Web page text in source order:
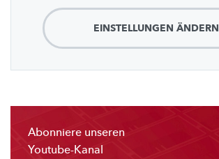
EINSTELLUNGEN ÄNDERN
Abonniere unseren
Youtube-Kanal